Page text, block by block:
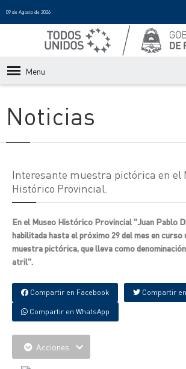
09 de Agosto de 2026
Menu
Noticias
Interesante muestra pictórica en el
Histórico Provincial.
En el Museo Histórico Provincial "Juan Pablo
habilitada hasta el próximo 29 del mes en curso
muestra pictórica, que lleva como
atril".
Compartir en Facebook Compartir
Compartir en WhatsApp
Acciones